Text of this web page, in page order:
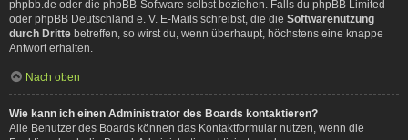
phpbb.de oder die phpBB-Software selbst beziehen. Falls du phpBB Limited
oder phpBB Deutschland e. V. E-Mails schreibst, die die Softwarenutzung
durch Dritte betreffen, so wirst du, wenn überhaupt, höchstens eine knappe
Antwort erhalten.
Nach oben
Wie kann ich einen Administrator des Boards kontaktieren?
Alle Benutzer des Boards können das Kontaktformular nutzen, wenn die